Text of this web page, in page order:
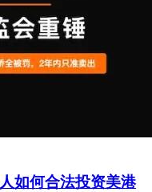
如何合法投资美港